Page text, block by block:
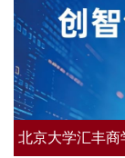
北京大学汇丰商